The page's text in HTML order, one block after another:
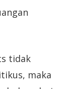
tidak
maka